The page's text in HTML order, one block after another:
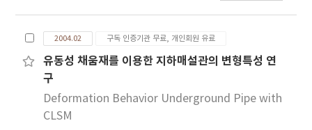
항성이 우수하고 수명이 50년~100년 정도로 반영구
적이다. 특히 뛰어난 내구성과 시공성이 탁월하여 신
소재로 각광받고 있다. 그리고 중량이 가벼워서(강관
의 1/4, 시멘트 관의 1/10) 운반 및 설치가 용이하고
공기단축 및 인력절감을 기대할 수 있다. 또한 잦은 관
2004.02 구독 인증기관 무료, 개인회원 유료
유동성 채움재를 이용한 지하매설관의 변형특성 연
구
Deformation Behavior Underground Pipe with
CLSM